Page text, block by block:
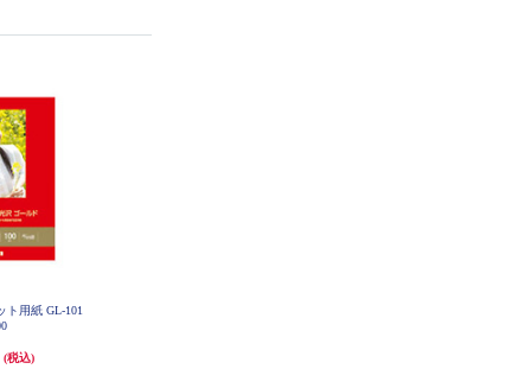
ト用紙 GL-101
(税込)